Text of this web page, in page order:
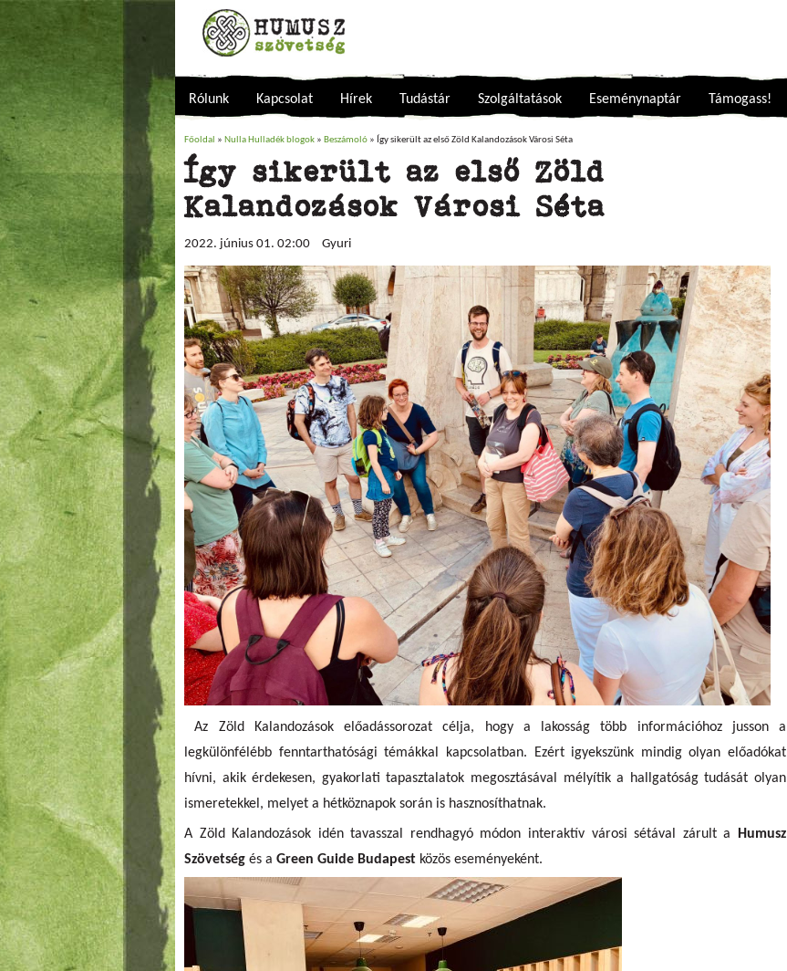
Rólunk Kapcsolat Hírek Tudástár Szolgáltatások Eseménynaptár Támogass!
Jelenlegi hely
Főoldal » Nulla Hulladék blogok » Beszámoló » Így sikerült az első Zöld Kalandozások Városi Séta
Így sikerült az első Zöld
Kalandozások Városi Séta
2022. június 01. 02:00 Gyuri
Az Zöld Kalandozások előadássorozat célja, hogy a lakosság több információhoz jusson a
legkülönfélébb fenntarthatósági témákkal kapcsolatban. Ezért igyekszünk mindig olyan előadókat
hívni, akik érdekesen, gyakorlati tapasztalatok megosztásával mélyítik a hallgatóság tudását olyan
ismeretekkel, melyet a hétköznapok során is hasznosíthatnak.
A Zöld Kalandozások idén tavasszal rendhagyó módon interaktív városi sétával zárult a
Humusz
Szövetség és a Green Guide Budapest közös eseményeként.